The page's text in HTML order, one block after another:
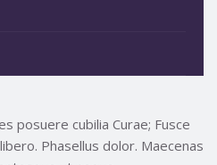
pulvinar, augue ac
Vestibulum ante ipsum
posuere cubilia Curae; Fusce
Phasellus dolor. Maecenas